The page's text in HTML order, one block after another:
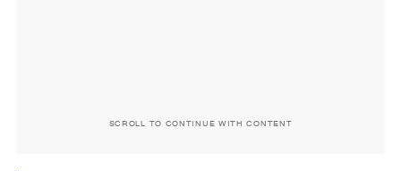
SCROLL TO CONTINUE WITH CONTENT